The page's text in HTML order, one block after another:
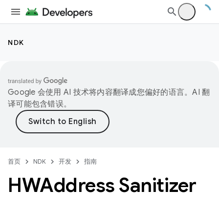
NDK
Google 会使用 AI 技术将内容翻译成您偏好的语言。AI 翻
译可能包含错误。
首页 NDK 开发 指南
HWAddress Sanitizer